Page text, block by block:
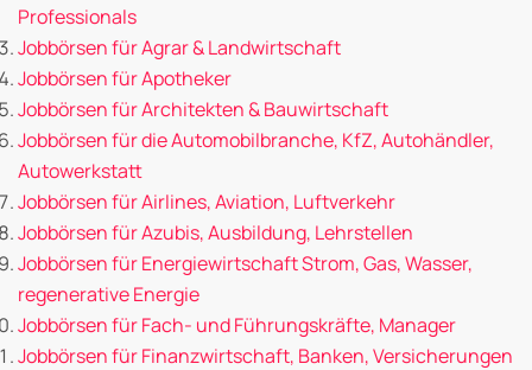
Professionals
Jobbörsen für Agrar & Landwirtschaft
Jobbörsen für Apotheker
Jobbörsen für Architekten & Bauwirtschaft
Jobbörsen für die Automobilbranche, KfZ, Autohändler,
Autowerkstatt
Jobbörsen für Airlines, Aviation, Luftverkehr
Jobbörsen für Azubis, Ausbildung, Lehrstellen
Jobbörsen für Energiewirtschaft Strom, Gas, Wasser,
regenerative Energie
Jobbörsen für Fach- und Führungskräfte, Manager
Jobbörsen für Finanzwirtschaft, Banken, Versicherungen